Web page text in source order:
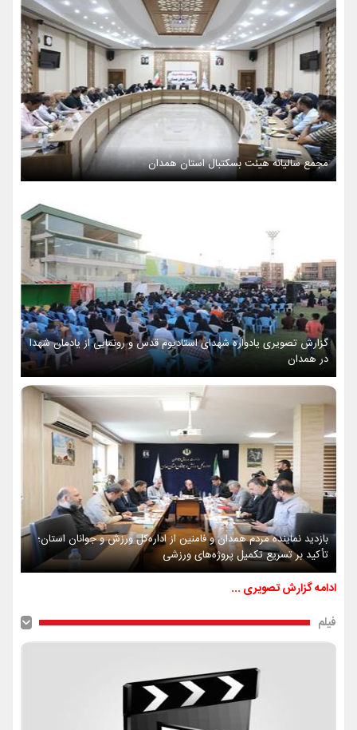
مجمع سالیانه هیئت بسکتبال استان همدان
گزارش تصویری یادواره شهدای استادیوم قدس و رونمایی از یادمان شهدا
در همدان
بازدید نماینده مردم همدان و فامنین از اداره‌کل ورزش و جوانان استان؛
تأکید بر تسریع تکمیل پروژه‌های ورزشی
ادامه گزارش تصویری ...
فیلم